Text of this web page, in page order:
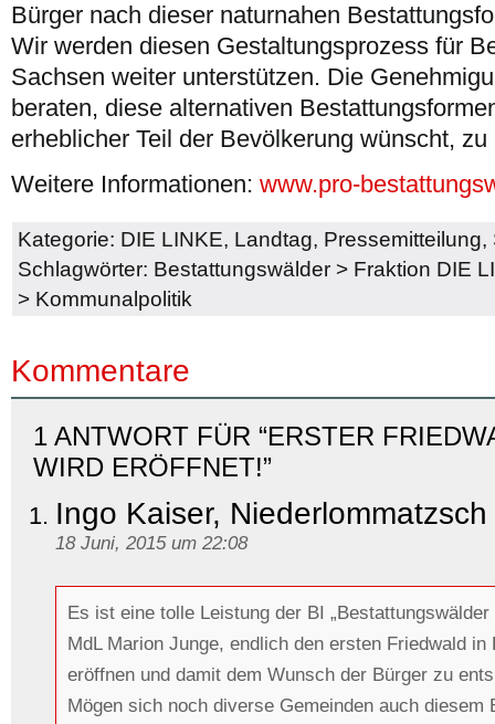
Bürger nach dieser naturnahen
Wir werden diesen Gestaltungsprozess für
Sachsen weiter unterstützen. Die
beraten, diese alternativen
erheblicher Teil der Bevölkerung wünscht,
Weitere Informationen: www.pro-
Kategorie: DIE LINKE, Landtag, Pressemitteilung,
Schlagwörter: Bestattungswälder > Fraktion DIE
> Kommunalpolitik
Kommentare
1 ANTWORT FÜR “ERSTER
WIRD ERÖFFNET!”
Ingo Kaiser, Niederlommatzsch
18 Juni, 2015 um 22:08
Es ist eine tolle Leistung der BI „Bestattungswälder
MdL Marion Junge, endlich den ersten Friedwald
eröffnen und damit dem Wunsch der Bürger zu
Mögen sich noch diverse Gemeinden auch diesem